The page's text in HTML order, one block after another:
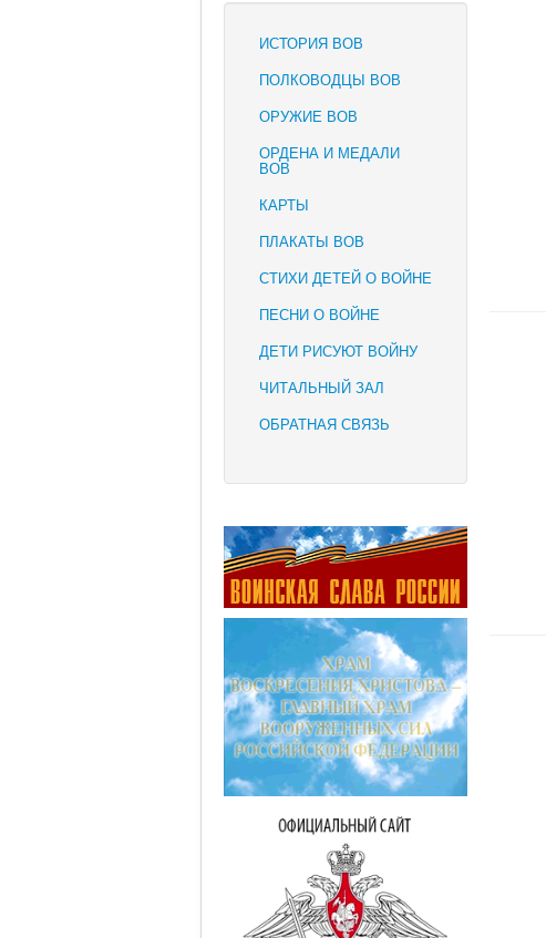
ИСТОРИЯ ВОВ
ПОЛКОВОДЦЫ ВОВ
ОРУЖИЕ ВОВ
ОРДЕНА И МЕДАЛИ
ВОВ
КАРТЫ
ПЛАКАТЫ ВОВ
СТИХИ ДЕТЕЙ О ВОЙНЕ
ПЕСНИ О ВОЙНЕ
ДЕТИ РИСУЮТ ВОЙНУ
ЧИТАЛЬНЫЙ ЗАЛ
ОБРАТНАЯ СВЯЗЬ